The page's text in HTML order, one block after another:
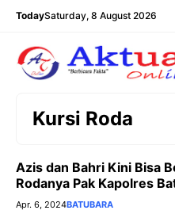
Langsung
TodaySaturday, 8 August 2026
Kursi Roda
Azis dan Bahri Kini Bisa
Rodanya Pak Kapolres
Apr. 6, 2024BATUBARA